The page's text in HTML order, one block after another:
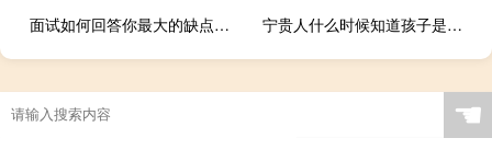
面试如何回答你最大的缺点是什么
宁贵人什么时候知道孩子是王爷的（宁贵人）
☚